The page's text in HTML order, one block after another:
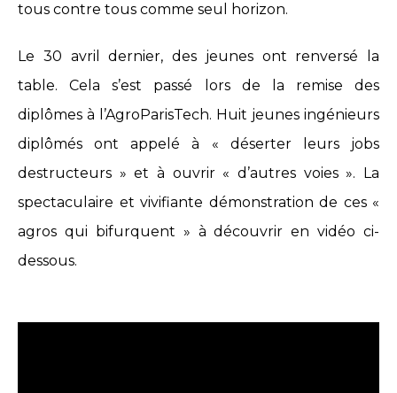
tous contre tous comme seul horizon.
Le 30 avril dernier, des jeunes ont renversé la
table. Cela s’est passé lors de la remise des
diplômes à l’AgroParisTech. Huit jeunes ingénieurs
diplômés ont appelé à « déserter leurs jobs
destructeurs » et à ouvrir « d’autres voies ». La
spectaculaire et vivifiante démonstration de ces «
agros qui bifurquent » à découvrir en vidéo ci-
dessous.